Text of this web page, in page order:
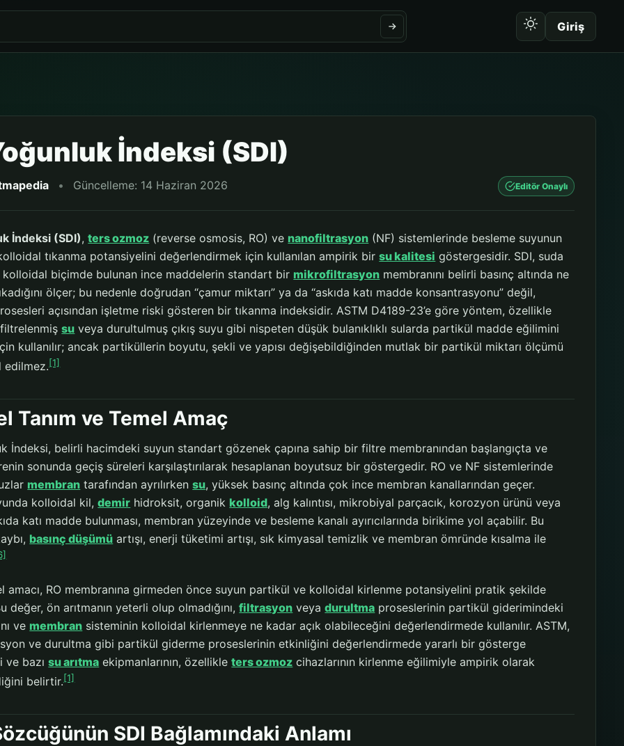
Giriş
İndeksi (SDI)
• Güncelleme: 14 Haziran 2026 Editör Onaylı
İndeksi (SDI),ters ozmoz (reverse osmosis, RO) ve nanofiltrasyon (NF) sistemlerinde besleme suyunun
tıkanma potansiyelini değerlendirmek için kullanılan ampirik birsu kalitesi göstergesidir. SDI, suda
kolloidal biçimde bulunan ince maddelerin standart bir mikrofiltrasyon membranını belirli basınç altında ne
ölçer; bu nedenle doğrudan “çamur miktarı” ya da “askıda katı madde konsantrasyonu” değil,
açısından işletme riski gösteren bir tıkanma indeksidir. ASTM D4189-23’e göre yöntem, özellikle
su veya durultulmuş çıkış suyu gibi nispeten düşük bulanıklıklı sularda partikül madde eğilimini
kullanılır; ancak partiküllerin boyutu, şekli ve yapısı değişebildiğinden mutlak bir partikül miktarı ölçümü
edilmez.[1]
Tanım ve Temel Amaç
İndeksi, belirli hacimdeki suyun standart gözenek çapına sahip bir filtre membranından başlangıçta ve
sonunda geçiş süreleri karşılaştırılarak hesaplanan boyutsuz bir göstergedir. RO ve NF sistemlerinde
membran tarafından ayrılırkensu, yüksek basınç altında çok ince membran kanallarından geçer.
kolloidal kil,demir hidroksit, organik kolloid, alg kalıntısı, mikrobiyal parçacık, korozyon ürünü veya
katı madde bulunması, membran yüzeyinde ve besleme kanalı ayırıcılarında birikime yol açabilir. Bu
basınç düşümü artışı, enerji tüketimi artışı, sık kimyasal temizlik ve membran ömründe kısalma ile
amacı, RO membranına girmeden önce suyun partikül ve kolloidal kirlenme potansiyelini pratik şekilde
değer, ön arıtmanın yeterli olup olmadığını,filtrasyon veyadurultma proseslerinin partikül giderimindeki
ve membran sisteminin kolloidal kirlenmeye ne kadar açık olabileceğini değerlendirmede kullanılır. ASTM,
ve durultma gibi partikül giderme proseslerinin etkinliğini değerlendirmede yararlı bir gösterge
ve bazısu arıtma ekipmanlarının, özellikleters ozmoz cihazlarının kirlenme eğilimiyle ampirik olarak
belirtir.[1]
SDI Bağlamındaki Anlamı